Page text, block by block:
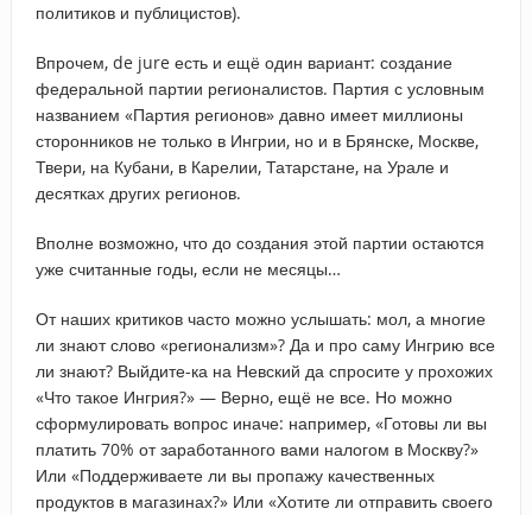
политиков и публицистов).
Впрочем, de jure есть и ещё один вариант: создание
федеральной партии регионалистов. Партия с условным
названием «Партия регионов» давно имеет миллионы
сторонников не только в Ингрии, но и в Брянске, Москве,
Твери, на Кубани, в Карелии, Татарстане, на Урале и
десятках других регионов.
Вполне возможно, что до создания этой партии остаются
уже считанные годы, если не месяцы…
От наших критиков часто можно услышать: мол, а многие
ли знают слово «регионализм»? Да и про саму Ингрию все
ли знают? Выйдите-ка на Невский да спросите у прохожих
«Что такое Ингрия?» — Верно, ещё не все. Но можно
сформулировать вопрос иначе: например, «Готовы ли вы
платить 70% от заработанного вами налогом в Москву?»
Или «Поддерживаете ли вы пропажу качественных
продуктов в магазинах?» Или «Хотите ли отправить своего